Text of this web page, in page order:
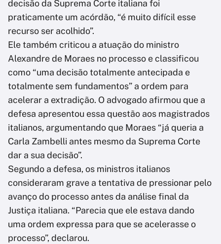
decisão da Suprema Corte italiana foi
praticamente um acórdão, “é muito difícil esse
recurso ser acolhido”.
Ele também criticou a atuação do ministro
Alexandre de Moraes no processo e classificou
como “uma decisão totalmente antecipada e
totalmente sem fundamentos” a ordem para
acelerar a extradição. O advogado afirmou que a
defesa apresentou essa questão aos magistrados
italianos, argumentando que Moraes “já queria a
Carla Zambelli antes mesmo da Suprema Corte
dar a sua decisão”.
Segundo a defesa, os ministros italianos
consideraram grave a tentativa de pressionar pelo
avanço do processo antes da análise final da
Justiça italiana. “Parecia que ele estava dando
uma ordem expressa para que se acelerasse o
processo”, declarou.